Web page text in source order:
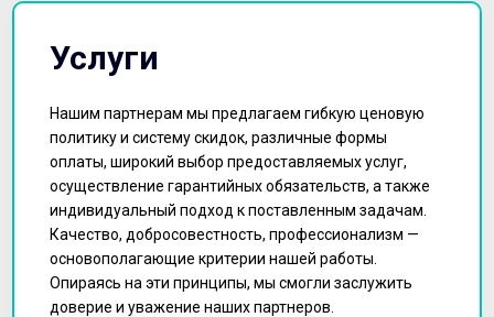
Услуги
Нашим партнерам мы предлагаем гибкую ценовую
политику и систему скидок, различные формы
оплаты, широкий выбор предоставляемых услуг,
осуществление гарантийных обязательств, а также
индивидуальный подход к поставленным задачам.
Качество, добросовестность, профессионализм —
основополагающие критерии нашей работы.
Опираясь на эти принципы, мы смогли заслужить
доверие и уважение наших партнеров.